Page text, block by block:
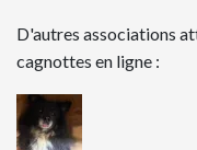
D'autres associations
cagnottes en ligne :